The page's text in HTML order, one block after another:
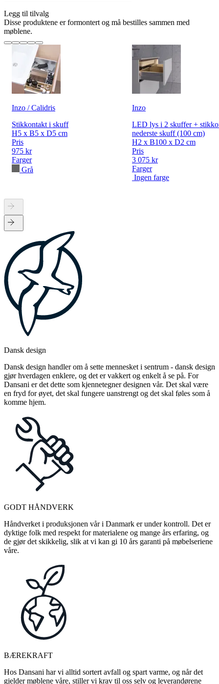
Legg til tilvalg
Disse produktene er formontert og må bestilles sammen med
møblene.
Inzo / Calidris
Stikkontakt i skuff
H5 x B5 x D5 cm
Pris
975 kr
Farger
Grå
Inzo
LED lys i 2 skuffer +
nederste skuff (100 cm)
H2 x B100 x D2 cm
Pris
3 075 kr
Farger
Ingen farge
Dansk design
Dansk design handler om å sette mennesket i sentrum - dansk design
gjør hverdagen enklere, og det er vakkert og enkelt å se på. For
Dansani er det dette som kjennetegner designen vår. Det skal være
en fryd for øyet, det skal fungere uanstrengt og det skal føles som å
komme hjem.
GODT HÅNDVERK
Håndverket i produksjonen vår i Danmark er under kontroll. Det er
dyktige folk med respekt for materialene og mange års erfaring, og
de gjør det skikkelig, slik at vi kan gi 10 års garanti på møbelseriene
våre.
BÆREKRAFT
Hos Dansani har vi alltid sortert avfall og spart varme, og når det
gjelder møblene våre, stiller vi krav til oss selv og leverandørene